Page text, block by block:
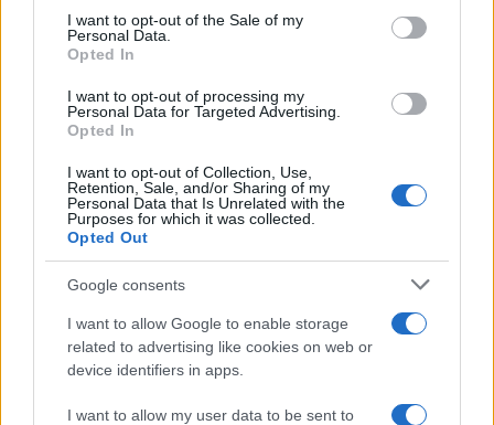
consent section.
I want to opt-out of the Sale of my
Personal Data.
Opted In
I want to opt-out of processing my
Personal Data for Targeted Advertising.
Opted In
I want to opt-out of Collection, Use,
Retention, Sale, and/or Sharing of my
Personal Data that Is Unrelated with the
Purposes for which it was collected.
Opted Out
Google consents
I want to allow Google to enable storage
related to advertising like cookies on web or
device identifiers in apps.
I want to allow my user data to be sent to
Condividi l'articolo
F
a
ce
b
o
o
k
T
w
it
te
r
Pi
n
te
re
st
W
h
at
s
A
p
S
h
a
re
Articolo precedente
Prossimo articolo
NOTIZIE RECENTI
Le previsioni meteo per il weekend a Olbia e in
Gallura